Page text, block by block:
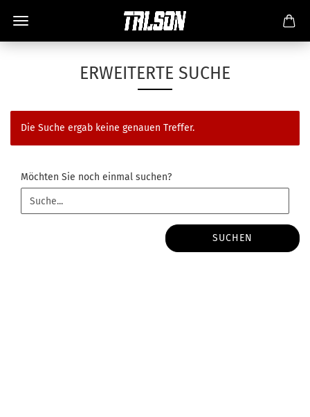
ERWEITERTE SUCHE
Die Suche ergab keine genauen Treffer.
MÖCHTEN
SIE
NOCH
EINMAL
Möchten Sie noch einmal suchen?
SUCHEN